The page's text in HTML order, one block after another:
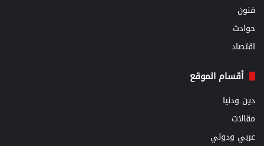
فنون
حوادث
اقتصاد
أقسام الموقع
دين ودنيا
مقالات
عربي ودولي